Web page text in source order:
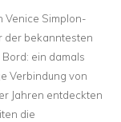
Venice Simplon-
der bekanntesten
ein damals
Verbindung von
Jahren entdeckten
die